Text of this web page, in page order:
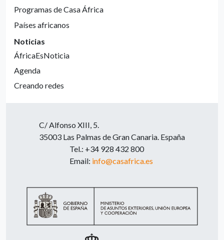
Programas de Casa África
Países africanos
Noticias
ÁfricaEsNoticia
Agenda
Creando redes
C/ Alfonso XIII, 5.
35003 Las Palmas de Gran Canaria. España
Tel.: +34 928 432 800
Email: info@casafrica.es